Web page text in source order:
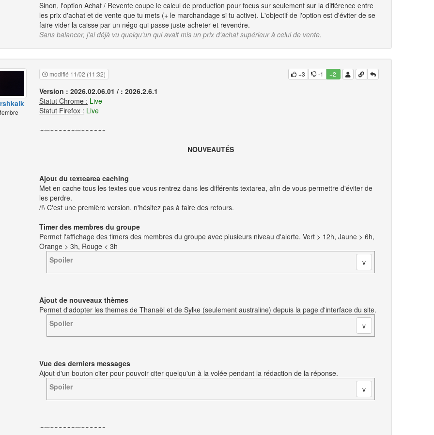
Sinon, l'option Achat / Revente coupe le calcul de production pour focus sur seulement sur la différence entre
les prix d'achat et de vente que tu mets (+ le marchandage si tu active). L'objectif de l'option est d'éviter de se
faire vider la caisse par un négo qui passe juste acheter et revendre.
Sans balancer, j'ai déjà vu quelqu'un qui avait mis un prix d'achat supérieur à celui de vente.
modifié 11/02 (11:32) +3 -1 +2
Version : 2026.02.06.01 / : 2026.2.6.1
Statut Chrome : Live
Statut Firefox : Live
~~~~~~~~~~~~~~~~~
NOUVEAUTÉS
Ajout du textearea caching
Met en cache tous les textes que vous rentrez dans les différents textarea, afin de vous permettre d'éviter de
les perdre.
/!\ C'est une première version, n'hésitez pas à faire des retours.
Timer des membres du groupe
Permet l'affichage des timers des membres du groupe avec plusieurs niveau d'alerte. Vert > 12h, Jaune > 6h,
Orange > 3h, Rouge < 3h
Spoiler
Ajout de nouveaux thèmes
Permet d'adopter les themes de Thanaël et de Sylke (seulement australine) depuis la page d'interface du site.
Spoiler
Vue des derniers messages
Ajout d'un bouton citer pour pouvoir citer quelqu'un à la volée pendant la rédaction de la réponse.
Spoiler
~~~~~~~~~~~~~~~~~